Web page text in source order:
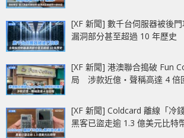
[XF 新聞] 數千台伺服器被後
漏洞部分甚至超過 10 年歷史
[XF 新聞] 港澳聯合搗破 Fun
局 涉款近億‧聲稱高達 4 倍
[XF 新聞] Coldcard 離線「冷
黑客已盜走逾 1.3 億美元比特